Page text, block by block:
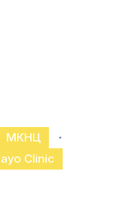
МКНЦ
Clinic